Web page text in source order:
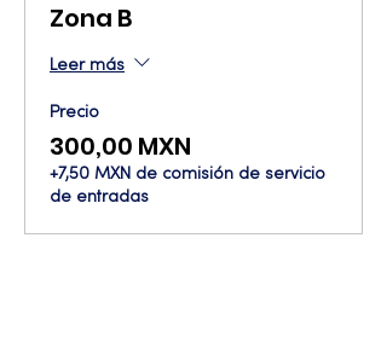
Zona B
Leer más
Precio
300,00 MXN
+7,50 MXN de comisión de servicio
de entradas